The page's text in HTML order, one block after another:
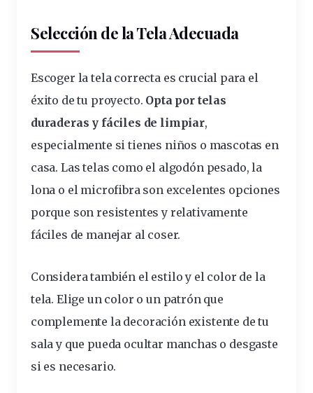
Selección de la Tela Adecuada
Escoger la tela correcta es crucial para el
éxito de tu proyecto. Opta por telas
duraderas y fáciles de limpiar,
especialmente si tienes niños o mascotas en
casa. Las telas como el algodón pesado, la
lona o el microfibra son excelentes opciones
porque son resistentes y relativamente
fáciles de manejar al coser.
Considera también el estilo y el color de la
tela. Elige un color o un patrón que
complemente la decoración existente de tu
sala y que pueda ocultar manchas o desgaste
si es necesario.